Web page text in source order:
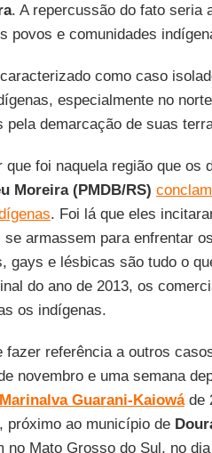
. A repercussão do fato seria
povos e comunidades
como caso
especialmente no
pela demarcação de suas
que foi naquela região que os
Moreira (PMDB/RS)
. Foi lá que eles
armassem para enfrentar
gays e lésbicas são tudo o
do ano de 2013, os
os indígenas.
fazer referência a outros
novembro e uma semana
Marinalva Guarani-Kaiowáde
próximo ao município de
no Mato Grosso do Sul, no